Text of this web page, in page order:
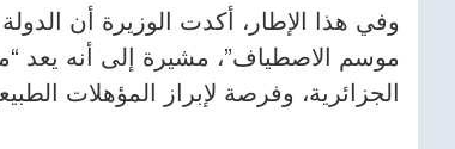
وفي هذا الإطار، أكدت الوزيرة أن
موسم الاصطياف”، مشيرة إلى أنه يعد
الجزائرية، وفرصة لإبراز المؤهلات